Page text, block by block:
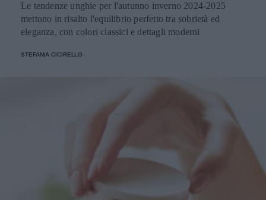
Le tendenze unghie per l'autunno inverno 2024-2025
mettono in risalto l'equilibrio perfetto tra sobrietà ed
eleganza, con colori classici e dettagli moderni
STEFANIA CICIRELLO